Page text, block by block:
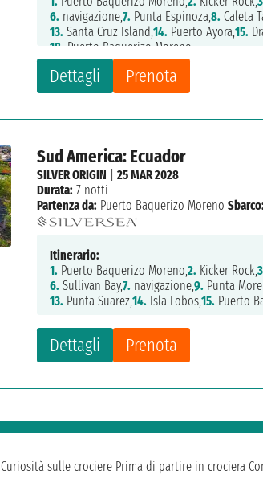
Dettagli Prenota
6. navigazione,7. Punta Espinoza,8. Caleta
13. Santa Cruz Island,14. Puerto Ayora,15.
18. Puerto Baquerizo Moreno
Sud America: Ecuador
Dettagli Prenota
SILVER ORIGIN |25 MAR 2028
Durata: 7 notti
Partenza da: Puerto Baquerizo Moreno Sbarco:
Itinerario:
1. Puerto Baquerizo Moreno,2. Kicker Rock,
6. Sullivan Bay,7. navigazione,9. Punta
13. Punta Suarez,14. Isla Lobos,15. Puerto
Curiosità sulle crociere Prima di partire in crociera